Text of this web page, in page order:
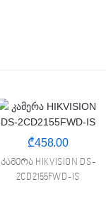
₾458.00
კამერა HIKVISION DS-
2CD2155FWD-IS